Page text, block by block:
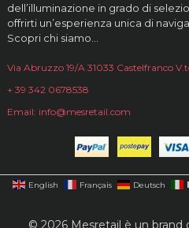
dell’illuminazione in grado di
offrirti un’esperienza unica di
Scopri chi siamo…
Via Abruzzo 19/A 31033 Castelfranco
+ 39 342 0678538
Email: info@mesretail.com
English Français Deutsch
© 2026 Mesretail è un brand